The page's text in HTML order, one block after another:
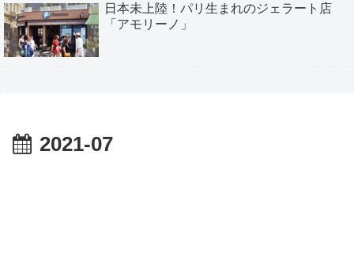
日本未上陸！パリ生まれのジェラート店
「アモリーノ」
2021-07